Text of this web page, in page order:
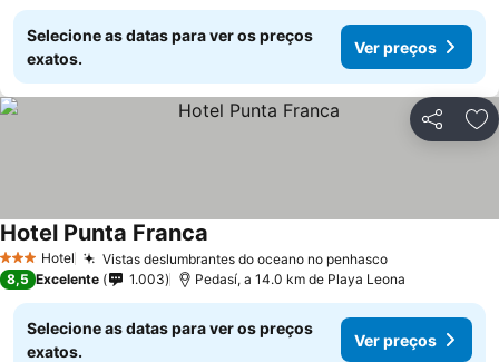
Selecione as datas para ver os preços
exatos.
Ver preços
Partilhar
3 EstrelasHotel Vistas deslumbrantes do oceano no penhascoVer preços
Hotel Punta Franca
8,5 Excelente 1.003 Pedasí, a 14.0 km de Playa Leona
Selecione as datas para ver os preços
exatos.
Ver preços